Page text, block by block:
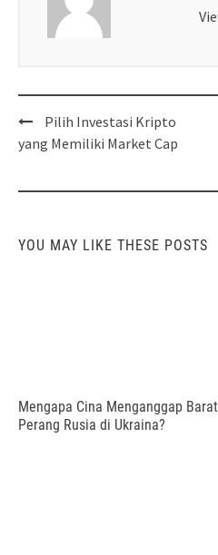
Post
navigation
Pilih Investasi Kripto
yang Memiliki Market Cap
YOU MAY LIKE THESE POSTS
Mengapa Cina Menganggap
Perang Rusia di Ukraina?